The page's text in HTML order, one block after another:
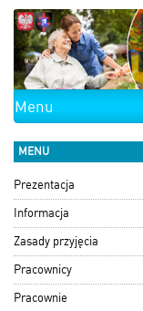
Menu
MENU
Prezentacja
Informacja
Zasady przyjęcia
Pracownicy
Pracownie